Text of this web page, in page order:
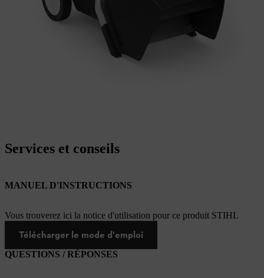
Services et conseils
MANUEL D'INSTRUCTIONS
Vous trouverez ici la notice d'utilisation pour ce produit STIHL
Télécharger le mode d'emploi
QUESTIONS / RÉPONSES